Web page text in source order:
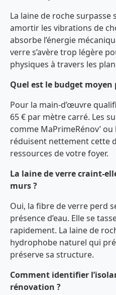
La laine de roche
amortir les vibrations de
absorbe l’énergie
verre s’avère trop légère
physiques à travers les
Quel est le budget moyen
Pour la main-d’œuvre
65 € par mètre carré. Les
comme MaPrimeRénov’ ou
réduisent nettement cette
ressources de votre foyer.
La laine de verre craint-
murs ?
Oui, la fibre de verre perd
présence d’eau. Elle se
rapidement. La laine de
hydrophobe naturel qui
préserve sa structure.
Comment identifier
rénovation ?